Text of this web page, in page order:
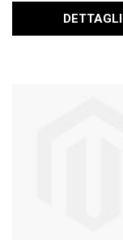
DETTAGLI